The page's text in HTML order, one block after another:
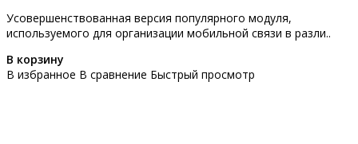
Усовершенствованная версия популярного модуля,
используемого для организации мобильной связи в разли..
В корзину
В избранное В сравнение Быстрый просмотр